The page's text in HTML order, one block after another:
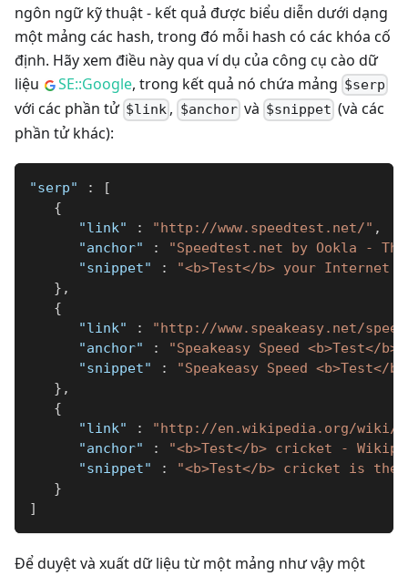
ngôn ngữ kỹ thuật - kết quả được biểu diễn dưới dạng
một mảng các hash, trong đó mỗi hash có các khóa cố
định. Hãy xem điều này qua ví dụ của công cụ cào dữ
liệu
SE::Google, trong kết quả nó chứa mảng $serp
với các phần tử $link , $anchorvà $snippet (và các
phần tử khác):
"serp" :
[
{
"link"
: "http://www.speedtest.net/" ,
"anchor"
:
"Speedtest.net by Ookla - The
"snippet"
:
"<b>Test</b> your Internet
} ,
{
"link"
:
"http://www.speakeasy.net/
"anchor"
: "Speakeasy Speed <b>Test</b>"
"snippet"
:
"Speakeasy Speed
} ,
{
"link"
:
"http://en.wikipedia.org/wiki/
"anchor"
:
"<b>Test</b> cricket -
"snippet"
:
"<b>Test</b> cricket is the
}
]
Để duyệt và xuất dữ liệu từ một mảng như vậy một